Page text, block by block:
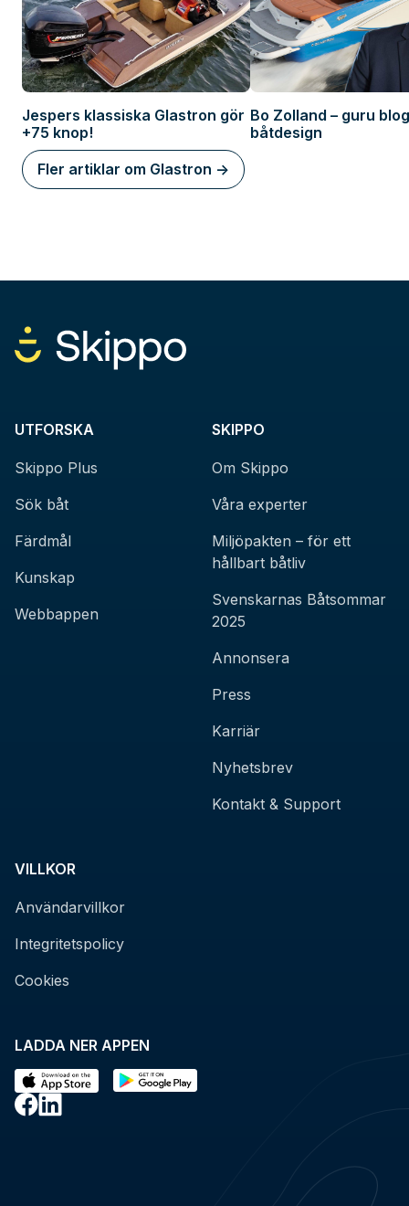
Jespers klassiska Glastron gör
+75 knop!
Bo Zolland – guru
båtdesign
Fler artiklar om Glastron ->
LADDA NER APPEN
UTFORSKA
Skippo Plus
Sök båt
Färdmål
Kunskap
Webbappen
SKIPPO
Om Skippo
Våra experter
Miljöpakten – för ett
hållbart båtliv
Svenskarnas Båtsommar
2025
Annonsera
Press
Karriär
Nyhetsbrev
Kontakt & Support
VILLKOR
Användarvillkor
Integritetspolicy
Cookies